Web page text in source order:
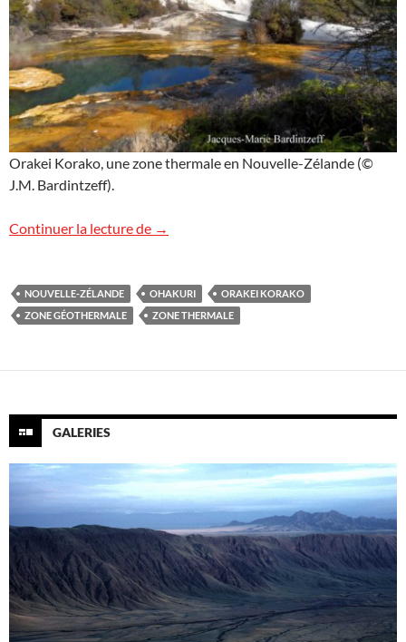
Orakei Korako, une zone thermale en Nouvelle-Zélande (©
J.M. Bardintzeff).
Continuer la lecture de Orakei Korako, zone thermale en
→
NOUVELLE-ZÉLANDE OHAKURI
ORAKEI KORAKO
ZONE GÉOTHERMALE
ZONE THERMALE
GALERIES